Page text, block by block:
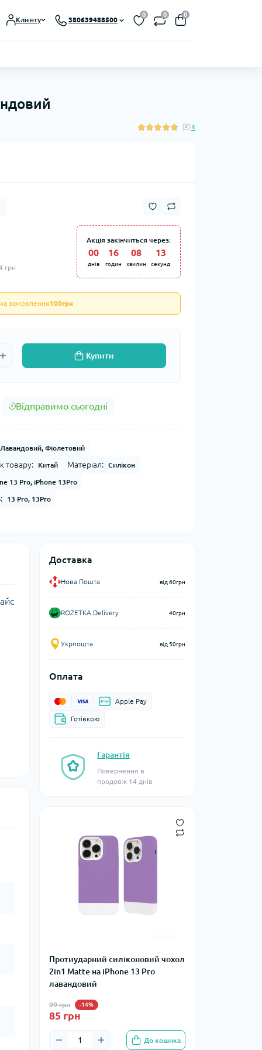
Клієнту 380639488500
0 0 0
4
грн
Акція закінчиться через:
00
днів
16
годин
08
хвилин
12
секунд
замовлення100грн
Купити
Відправимо сьогодні
Лавандовий, Фіолетовий
товару: Китай Матеріал: Силікон
13 Pro, iPhone 13Pro
13 Pro, 13Pro
Доставка
Нова Пошта від 60грн
ROZETKA Delivery 40грн
Укрпошта від 50грн
Оплата
Apple Pay
Готівкою
Гарантія
Повернення в
продовж 14 днів
Протиударний силіконовий чохол
2in1 Matte на iPhone 13 Pro
лавандовий
99 грн -14%
85 грн
До кошика